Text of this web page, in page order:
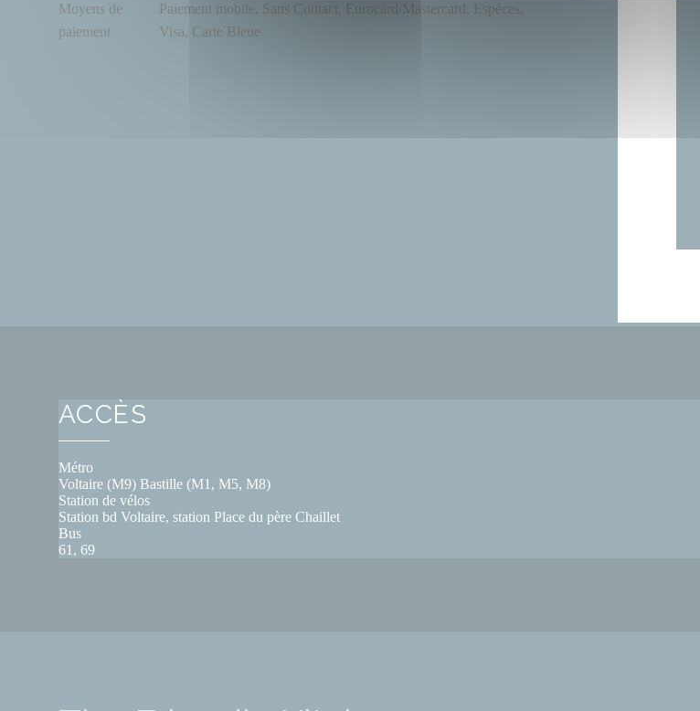
Moyens de
paiement
Paiement mobile, Sans Contact, Eurocard/Mastercard, Espèces,
Visa, Carte Bleue
ACCÈS
Métro
Voltaire (M9) Bastille (M1, M5, M8)
Station de vélos
Station bd Voltaire, station Place du père Chaillet
Bus
61, 69